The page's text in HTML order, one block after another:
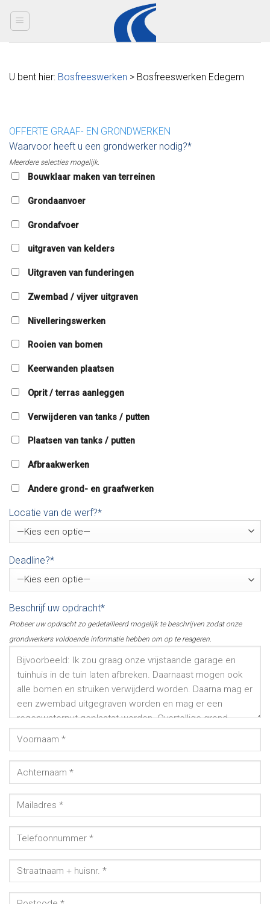
U bent hier: Bosfreeswerken > Bosfreeswerken Edegem
OFFERTE GRAAF- EN GRONDWERKEN
Waarvoor heeft u een grondwerker nodig?*
Meerdere selecties mogelijk.
Bouwklaar maken van terreinen
Grondaanvoer
Grondafvoer
uitgraven van kelders
Uitgraven van funderingen
Zwembad / vijver uitgraven
Nivelleringswerken
Rooien van bomen
Keerwanden plaatsen
Oprit / terras aanleggen
Verwijderen van tanks / putten
Plaatsen van tanks / putten
Afbraakwerken
Andere grond- en graafwerken
Locatie van de werf?*
Deadline?*
Beschrijf uw opdracht*
Probeer uw opdracht zo gedetailleerd mogelijk te beschrijven zodat onze
grondwerkers voldoende informatie hebben om op te reageren.